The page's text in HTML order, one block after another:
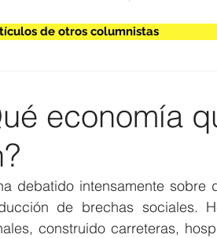
de otros columnistas
economía
debatido intensamente sobre
de brechas sociales.
construido carreteras,